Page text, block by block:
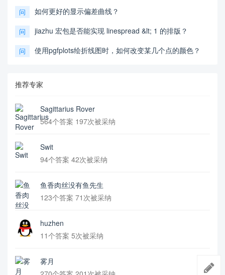
问 如何更好的显示偏差曲线？
问 jiazhu 宏包是否能实现 linespread &lt; 1 的排版？
问 使用pgfplots绘折线图时，如何改变某几个点的颜色？
推荐专家
Sagittarius Rover
564个答案 197次被采纳
Swit
94个答案 42次被采纳
鱼香肉丝没有鱼先生
123个答案 71次被采纳
huzhen
11个答案 5次被采纳
雾月